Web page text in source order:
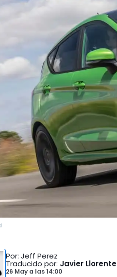
Por: Jeff Perez
Traducido por: Javier Llorente
26 May a las14:00